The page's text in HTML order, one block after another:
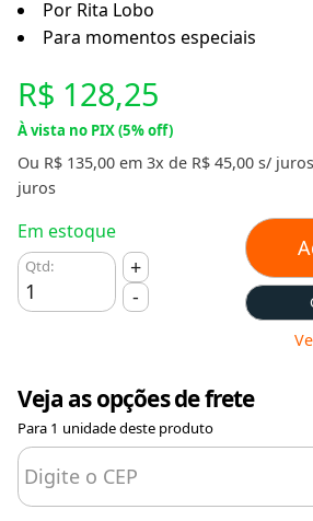
Por Rita Lobo
Para momentos especiais
R$ 128,25
À vista no PIX (5% off)
Ou R$ 135,00 em 3x de R$ 45,00 s/
juros
Em estoque
Qtd:
+
-
Veja as opções de frete
Para 1 unidade deste produto
Digite o CEP